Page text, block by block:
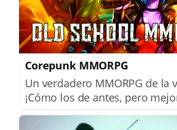
Corepunk MMORPG
Un verdadero MMORPG de la
¡Cómo los de antes, pero